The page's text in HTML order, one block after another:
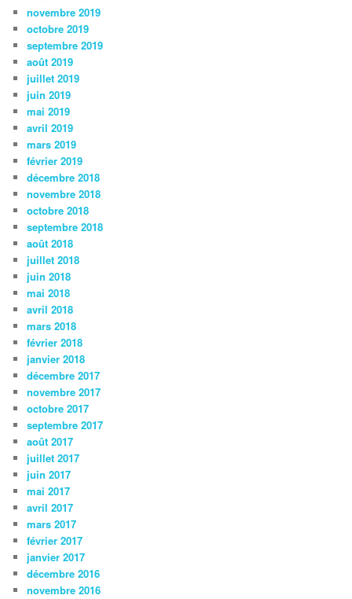
novembre 2019
octobre 2019
septembre 2019
août 2019
juillet 2019
juin 2019
mai 2019
avril 2019
mars 2019
février 2019
décembre 2018
novembre 2018
octobre 2018
septembre 2018
août 2018
juillet 2018
juin 2018
mai 2018
avril 2018
mars 2018
février 2018
janvier 2018
décembre 2017
novembre 2017
octobre 2017
septembre 2017
août 2017
juillet 2017
juin 2017
mai 2017
avril 2017
mars 2017
février 2017
janvier 2017
décembre 2016
novembre 2016